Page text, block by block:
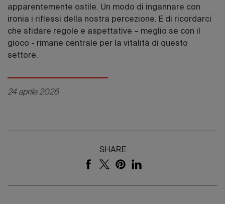
apparentemente ostile. Un modo di ingannare con
ironia i riflessi della nostra percezione. E di ricordarci
che sfidare regole e aspettative – meglio se con il
gioco - rimane centrale per la vitalità di questo
settore.
24 aprile 2026
SHARE